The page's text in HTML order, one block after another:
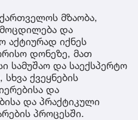
მზაობა,
და
აქტიურად იქნეს
დონეზე, მათ
სამუშაო და საექსპერტო
ქვეყნების
და
და პრაქტიკული
პროცესში.